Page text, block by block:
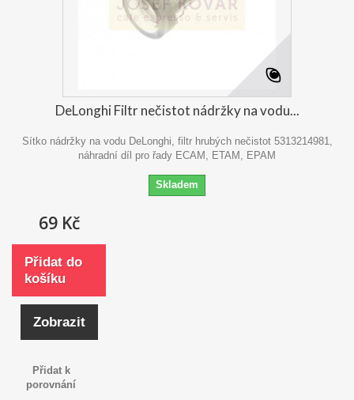
DeLonghi Filtr nečistot nádržky na vodu...
Sítko nádržky na vodu DeLonghi, filtr hrubých nečistot 5313214981,
náhradní díl pro řady ECAM, ETAM, EPAM
Skladem
69 Kč
Přidat do
košíku
Zobrazit
Přidat k
porovnání